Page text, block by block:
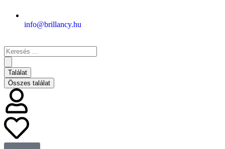
info@brillancy.hu
Találat
Összes találat